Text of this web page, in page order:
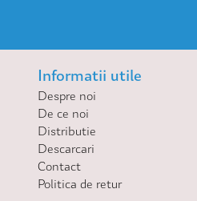
Informatii utile
Despre noi
De ce noi
Distributie
Descarcari
Contact
Politica de retur